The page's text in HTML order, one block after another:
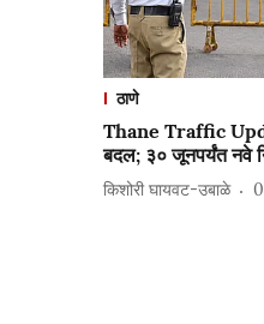
ठाणे
Thane Traffic
बदल; ३० जूनपर्यंत नवे
किशोरी घायवट-उबाळे